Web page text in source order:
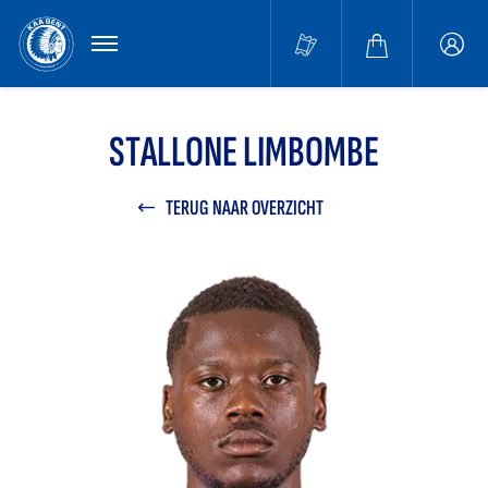
MENU
STALLONE LIMBOMBE
TERUG NAAR OVERZICHT